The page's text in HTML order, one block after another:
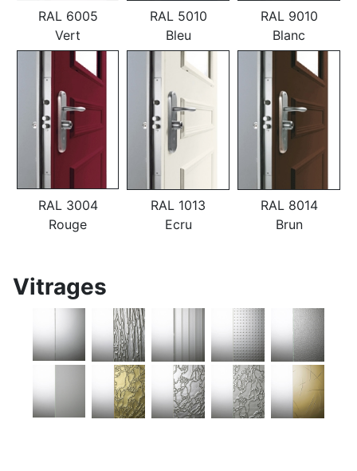
RAL 6005
Vert
RAL 5010
Bleu
RAL 9010
Blanc
RAL 3004
Rouge
RAL 1013
Ecru
RAL 8014
Brun
Vitrages